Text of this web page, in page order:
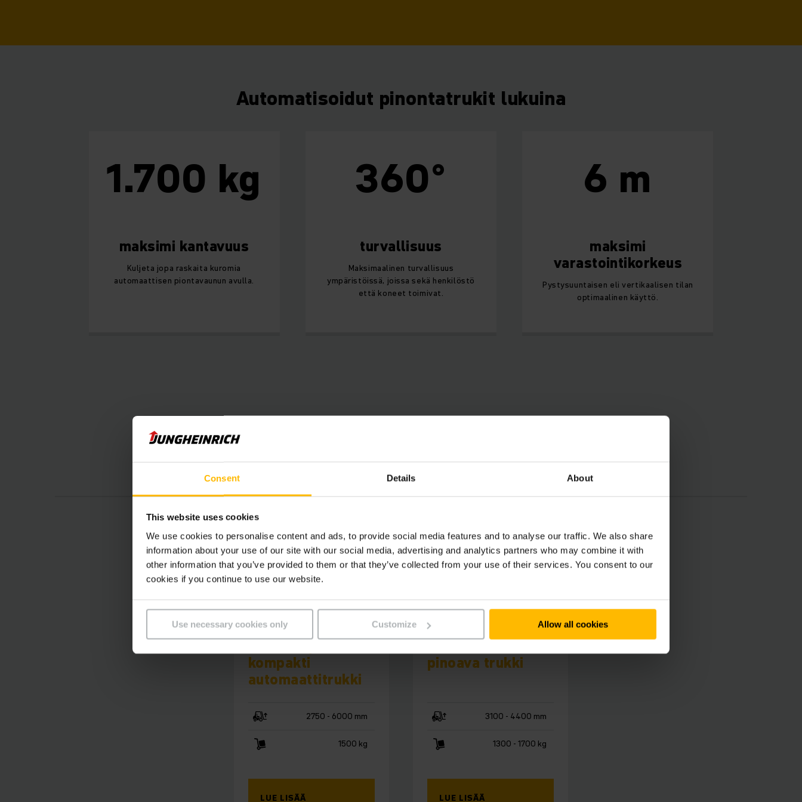
Consent Details About
This website uses cookies
We use cookies to personalise content and ads, to provide social media features and to analyse our traffic. We also share
information about your use of our site with our social media, advertising and analytics partners who may combine it with
other information that you’ve provided to them or that they’ve collected from your use of their services. You consent to our
cookies if you continue to use our website.
Use necessary cookies only Customize Allow all cookies
Automatisoidut pinontatrukit lukuina
1.700 kg
maksimi kantavuus
Kuljeta jopa raskaita kuromia
automaattisen piontavaunun avulla.
360°
turvallisuus
Maksimaalinen turvallisuus
ympäristöissä, joissa sekä henkilöstö
että koneet toimivat.
6 m
maksimi
varastointikorkeus
Pystysuuntaisen eli vertikaalisen tilan
optimaalinen käyttö.
Saatavilla olevat automaattiset ratkaisut
EKS 215a
Tehokas ja
kompakti
automaattitrukki
2750 - 6000 mm
1500 kg
LUE LISÄÄ
ERC 213a/ 217a
Automatisoitu
pinoava trukki
3100 - 4400 mm
1300 - 1700 kg
LUE LISÄÄ